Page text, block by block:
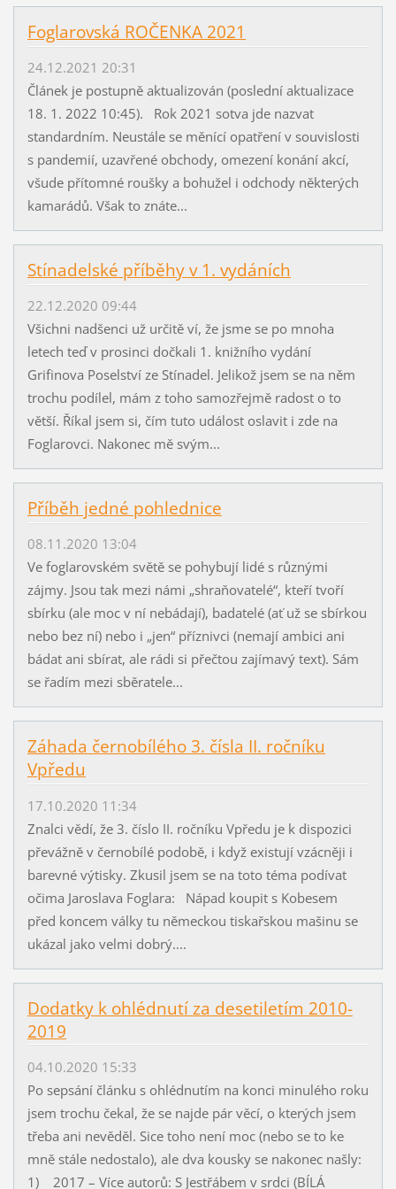
Foglarovská ROČENKA 2021
24.12.2021 20:31
Článek je postupně aktualizován (poslední aktualizace
18. 1. 2022 10:45). Rok 2021 sotva jde nazvat
standardním. Neustále se měnící opatření v souvislosti
s pandemií, uzavřené obchody, omezení konání akcí,
všude přítomné roušky a bohužel i odchody některých
kamarádů. Však to znáte...
Stínadelské příběhy v 1. vydáních
22.12.2020 09:44
Všichni nadšenci už určitě ví, že jsme se po mnoha
letech teď v prosinci dočkali 1. knižního vydání
Grifinova Poselství ze Stínadel. Jelikož jsem se na něm
trochu podílel, mám z toho samozřejmě radost o to
větší. Říkal jsem si, čím tuto událost oslavit i zde na
Foglarovci. Nakonec mě svým...
Příběh jedné pohlednice
08.11.2020 13:04
Ve foglarovském světě se pohybují lidé s různými
zájmy. Jsou tak mezi námi „shraňovatelé“, kteří tvoří
sbírku (ale moc v ní nebádají), badatelé (ať už se sbírkou
nebo bez ní) nebo i „jen“ příznivci (nemají ambici ani
bádat ani sbírat, ale rádi si přečtou zajímavý text). Sám
se řadím mezi sběratele...
Záhada černobílého 3. čísla II. ročníku
Vpředu
17.10.2020 11:34
Znalci vědí, že 3. číslo II. ročníku Vpředu je k dispozici
převážně v černobílé podobě, i když existují vzácněji i
barevné výtisky. Zkusil jsem se na toto téma podívat
očima Jaroslava Foglara: Nápad koupit s Kobesem
před koncem války tu německou tiskařskou mašinu se
ukázal jako velmi dobrý....
Dodatky k ohlédnutí za desetiletím 2010-
2019
04.10.2020 15:33
Po sepsání článku s ohlédnutím na konci minulého roku
jsem trochu čekal, že se najde pár věcí, o kterých jsem
třeba ani nevěděl. Sice toho není moc (nebo se to ke
mně stále nedostalo), ale dva kousky se nakonec našly:
1) 2017 – Více autorů: S Jestřábem v srdci (BÍLÁ